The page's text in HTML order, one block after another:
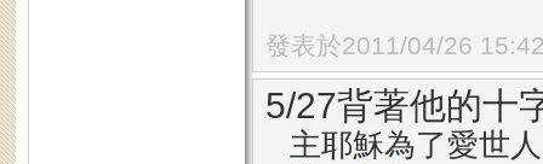
發表於2011/04/26
5/27背著他的十
主耶穌為了愛世